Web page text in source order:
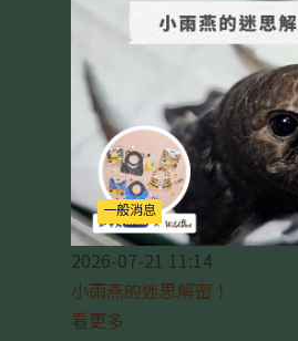
一般消息
2026-07-21 11:14
小雨燕的迷思解密！
看更多